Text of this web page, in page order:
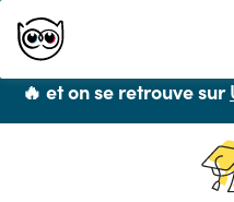
Ulule ne propose plus
vous recommande
🔥 et on se retrouve sur